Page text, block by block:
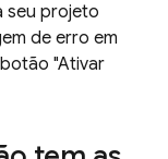
seu projeto
de erro em
"Ativar